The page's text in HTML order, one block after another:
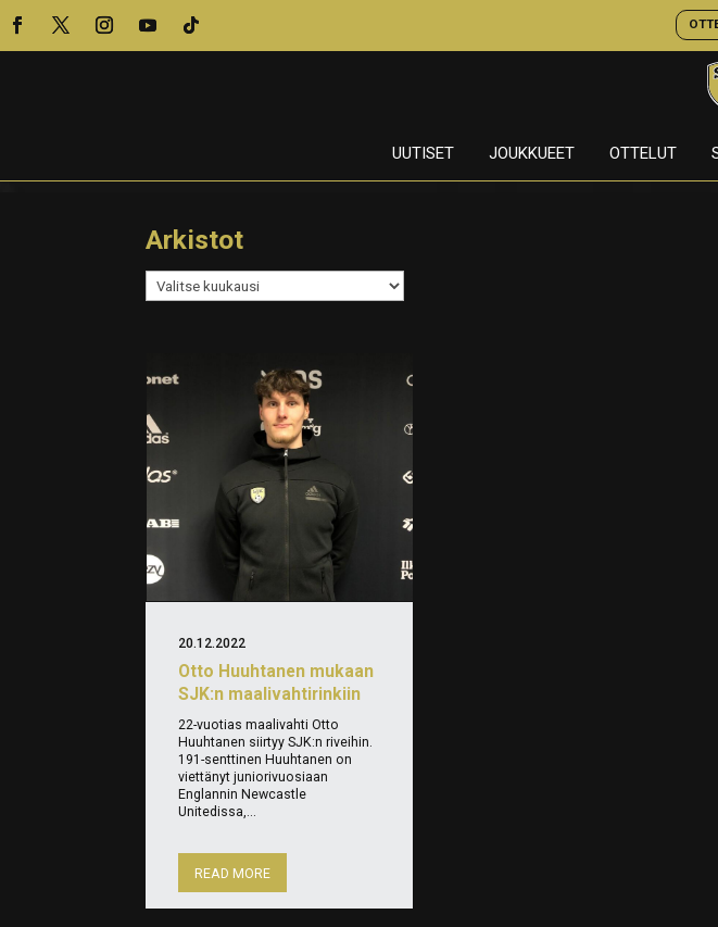
UUTISET JOUKKUEET OTTELUT
Arkistot
Arkistot
Otto Huuhtanen mukaan
SJK:n maalivahtirinkiin
20.12.2022
22-vuotias maalivahti Otto
Huuhtanen siirtyy SJK:n riveihin.
191-senttinen Huuhtanen on
viettänyt juniorivuosiaan
Englannin Newcastle
Unitedissa,...
READ MORE